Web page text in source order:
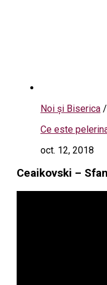
Noi și Biserica /
Ce este
oct. 12, 2018
Ceaikovski –